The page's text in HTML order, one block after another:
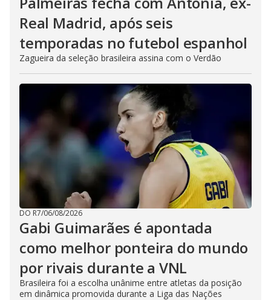
Real Madrid, após seis
temporadas no futebol espanhol
Zagueira da seleção brasileira assina com o Verdão
DO R7/06/08/2026
Gabi Guimarães é apontada
como melhor ponteira do mundo
por rivais durante a VNL
Brasileira foi a escolha unânime entre atletas da posição
em dinâmica promovida durante a Liga das Nações